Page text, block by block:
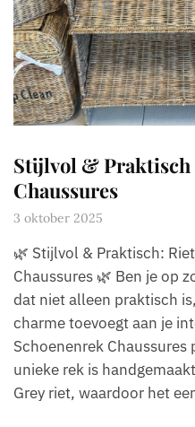
Stijlvol & Praktisch
Chaussures
3 oktober 2025
🌿 Stijlvol & Praktisch:
Chaussures 🌿 Ben je op
dat niet alleen praktisch
charme toevoegt aan je
Schoenenrek
unieke rek is
Grey riet, waardoor het